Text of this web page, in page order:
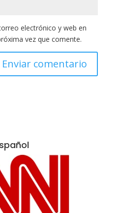
electrónico y web en
vez que comente.